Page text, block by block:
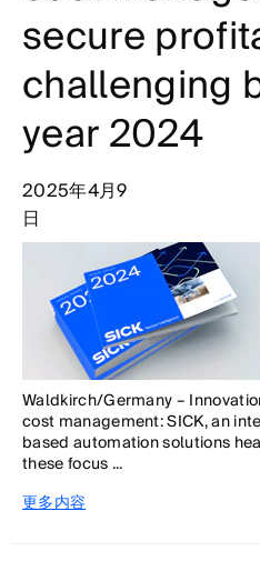
secure
challenging
year 2024
2025年4月9
日
Waldkirch/Germany –
cost management: SICK, an
based automation solutions
these focus ...
更多内容